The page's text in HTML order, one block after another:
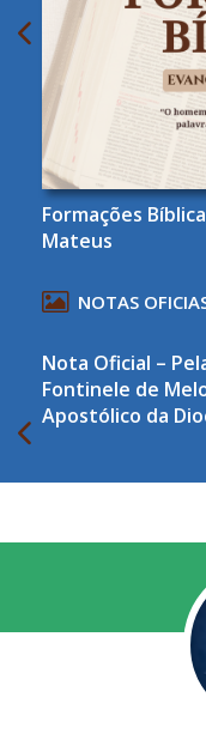
Formações
Mateus
NOTAS
Nota Oficial –
Fontinele de
Apostólico da